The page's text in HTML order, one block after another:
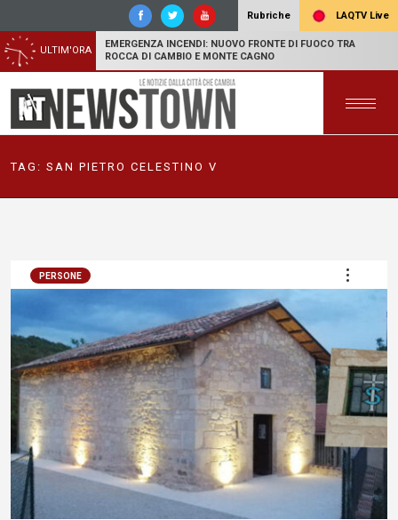
Rubriche LAQTV Live
ULTIM'ORA
EMERGENZA INCENDI: NUOVO FRONTE DI FUOCO TRA
ROCCA DI CAMBIO E MONTE CAGNO
TAG: SAN PIETRO CELESTINO V
PERSONE